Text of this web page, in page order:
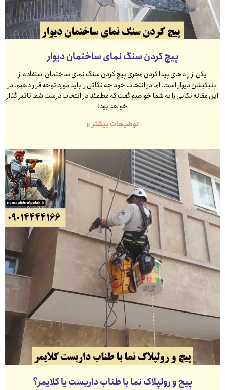
پیچ کردن سنگ نمای ساختمان دیوار
یکی از راه های پیدا کردن مجری پیچ کردن سنگ نمای ساختمان استفاده از
اپلیکیشن دیوار است. اما در انتخاب خود چه نکاتی را باید مورد توجه قرار دهیم. در
این مقاله نکاتی را به شما خواهیم گفت که مطمئنا در انتخاب درست شما تاثیر گذار
خواهد بود!
توضیحات بیشتر »
پیچ و رولپلاک نما با طناب داربست یا کلایمر؟